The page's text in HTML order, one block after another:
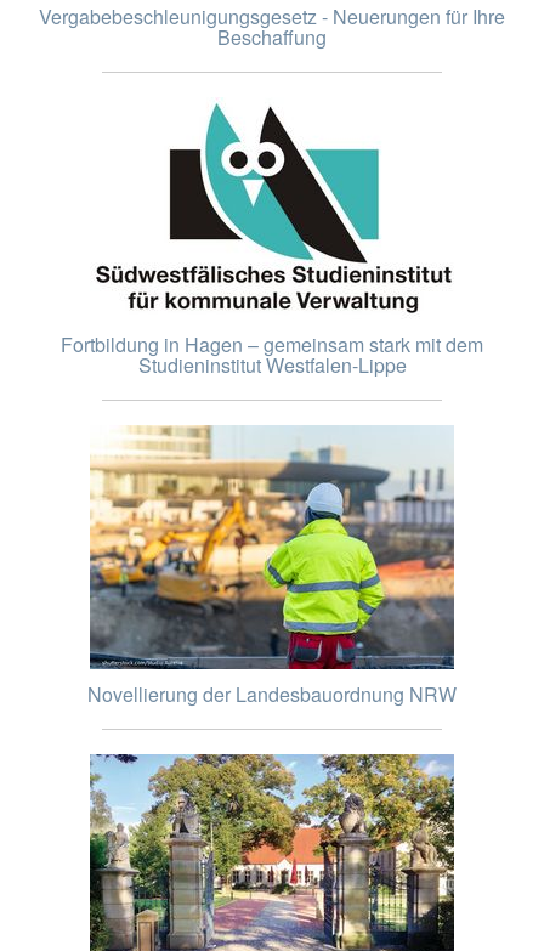
Vergabebeschleunigungsgesetz - Neuerungen für Ihre
Beschaffung
Fortbildung in Hagen – gemeinsam stark mit dem
Studieninstitut Westfalen-Lippe
Novellierung der Landesbauordnung NRW